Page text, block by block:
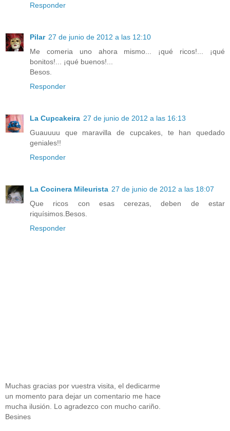
Responder
Pilar 27 de junio de 2012 a las 12:10
Me comeria uno ahora mismo... ¡qué ricos!... ¡qué
bonitos!... ¡qué buenos!...
Besos.
Responder
La Cupcakeira 27 de junio de 2012 a las 16:13
Guauuuu que maravilla de cupcakes, te han quedado
geniales!!
Responder
La Cocinera Mileurista 27 de junio de 2012 a las 18:07
Que ricos con esas cerezas, deben de estar
riquísimos.Besos.
Responder
Muchas gracias por vuestra visita, el dedicarme
un momento para dejar un comentario me hace
mucha ilusión. Lo agradezco con mucho cariño.
Besines